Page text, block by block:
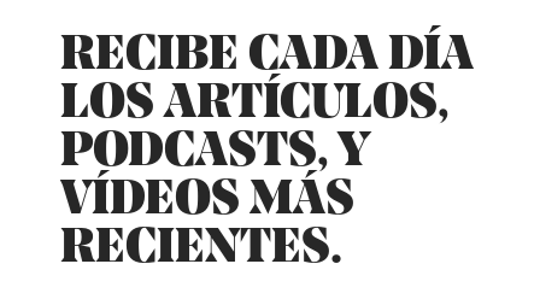
RECIBE CADA DÍA
LOS ARTÍCULOS,
PODCASTS, Y
VÍDEOS MÁS
RECIENTES.